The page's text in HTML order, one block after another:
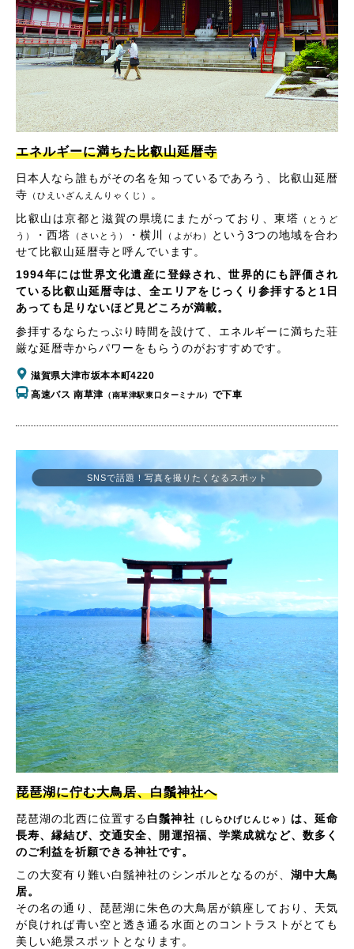
エネルギーに満ちた比叡山延暦寺
日本人なら誰もがその名を知っているであろう、比叡山延暦
寺 （ひえいざんえんりゃくじ） 。
比叡山は京都と滋賀の県境にまたがっており、東塔
（とうど
う）
・西塔 （さいとう） ・横川 （よがわ）
という3つの地域を合わ
せて比叡山延暦寺と呼んでいます。
1994年には世界文化遺産に登録され、世界的にも評価され
ている比叡山延暦寺は、全エリアをじっくり参拝すると1日
あっても足りないほど見どころが満載。
参拝するならたっぷり時間を設けて、エネルギーに満ちた荘
厳な延暦寺からパワーをもらうのがおすすめです。
滋賀県大津市坂本本町4220
高速バス 南草津 （南草津駅東口ターミナル） で下車
琵琶湖に佇む大鳥居、白鬚神社へ
琵琶湖の北西に位置する白鬚神社 （しらひげじんじゃ）
は、延命
長寿、縁結び、交通安全、開運招福、学業成就など、数多く
のご利益を祈願できる神社です。
この大変有り難い白鬚神社のシンボルとなるのが、 湖中大鳥
居。
その名の通り、琵琶湖に朱色の大鳥居が鎮座しており、天気
が良ければ青い空と透き通る水面とのコントラストがとても
美しい絶景スポットとなります。
SNSで話題！写真を撮りたくなるスポット